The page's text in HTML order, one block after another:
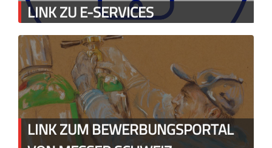
LINK ZU E-SERVICES
LINK ZUM BEWERBUNGSPORTAL